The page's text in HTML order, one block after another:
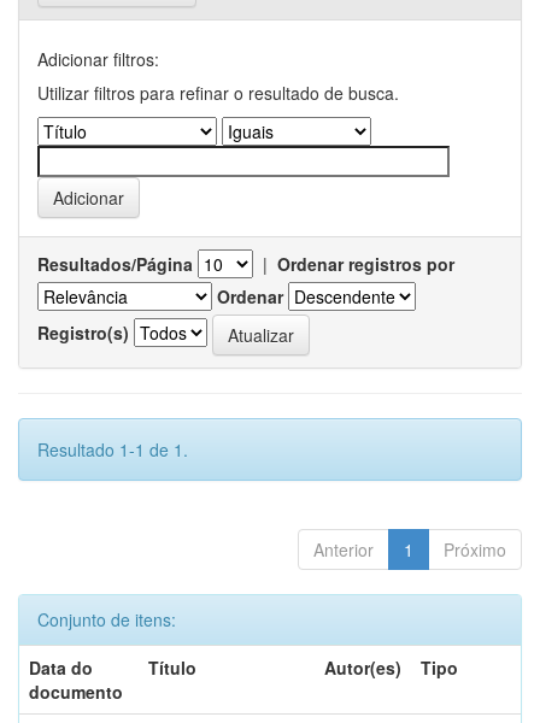
Adicionar filtros:
Utilizar filtros para refinar o resultado de busca.
Resultados/Página | Ordenar registros por
Ordenar
Registro(s)
Resultado 1-1 de 1.
Anterior 1 Próximo
Conjunto de itens:
Data do
documento
Título Autor(es) Tipo